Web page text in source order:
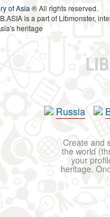
of Asia ® All rights reserved.
is a part of Libmonster,
heritage
Russia
Create and
the world
your
heritage.